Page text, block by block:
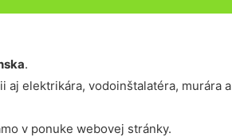
.
aj elektrikára, vodoinštalatéra, murára a
v ponuke webovej stránky.